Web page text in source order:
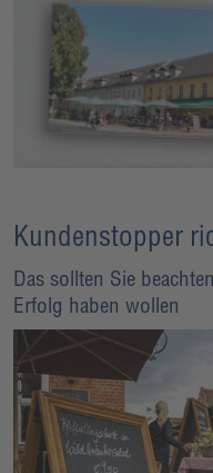
Kundenstopper
Das sollten Sie
Erfolg haben wollen